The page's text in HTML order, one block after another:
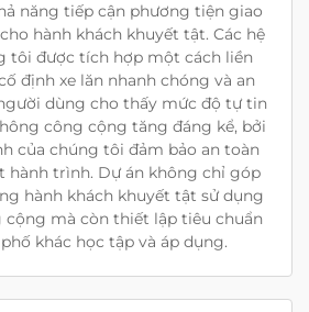
năng tiếp cận phương tiện giao
hành khách khuyết tật. Các hệ
tôi được tích hợp một cách liền
định xe lăn nhanh chóng và an
dùng cho thấy mức độ tự tin
công cộng tăng đáng kể, bởi
của chúng tôi đảm bảo an toàn
hành trình. Dự án không chỉ góp
hành khách khuyết tật sử dụng
mà còn thiết lập tiêu chuẩn
khác học tập và áp dụng.